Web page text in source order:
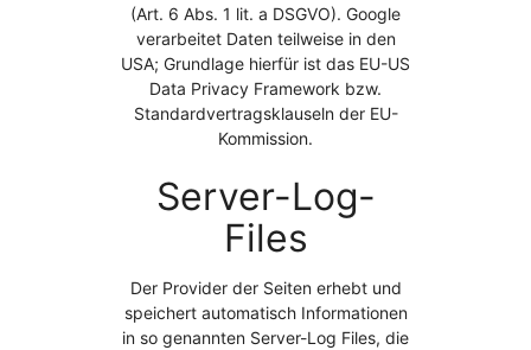
(Art. 6 Abs. 1 lit. a DSGVO). Google
verarbeitet Daten teilweise in den
USA; Grundlage hierfür ist das EU-US
Data Privacy Framework bzw.
Standardvertragsklauseln der EU-
Kommission.
Server-Log-
Files
Der Provider der Seiten erhebt und
speichert automatisch Informationen
in so genannten Server-Log Files, die